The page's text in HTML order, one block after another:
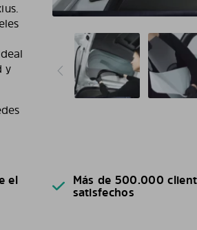
y
el
Más de 500.000
satisfechos